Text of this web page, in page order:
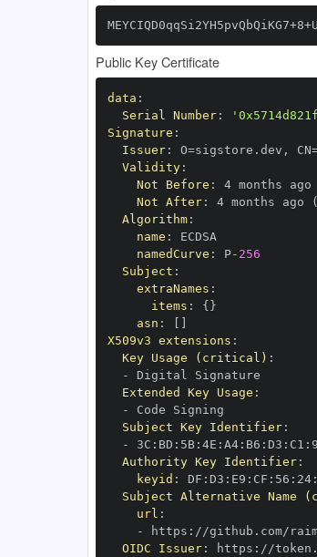
Public Key Certificate
data :
Serial Number:
Signature :
Issuer: O=sigstore.dev ,
Validity:
Not Before : 4 months ago
Not After: 4 months ago
Algorithm:
name :
namedCurve : P- 256
Subject :
extraNames :
items : { }
asn :
X509v3 extensions :
Key Usage (critical) :
-
Extended Key Usage :
-
Subject Key Identifier:
-
3C : BD : 5B: 4E : A4: B6 : D3 : C1 :
Authority Key Identifier:
keyid : DF : D3 : E9 : CF : 56 : 24:
Subject Alternative Name
url :
-
https : //github.com/
OIDC Issuer: https :